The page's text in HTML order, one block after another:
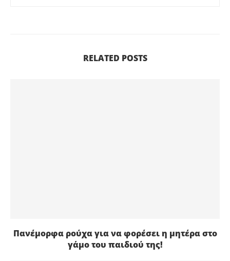
RELATED POSTS
Πανέμορφα ρούχα για να φορέσει η μητέρα στο
γάμο του παιδιού της!